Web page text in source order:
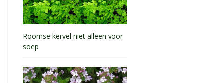
Roomse kervel niet alleen voor
soep